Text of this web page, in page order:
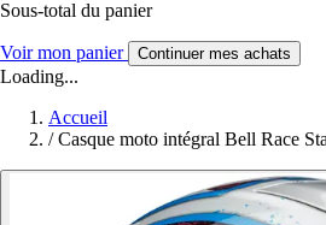
Sous-total du panier
Voir mon panier Continuer mes achats
Loading...
Accueil
/ Casque moto intégral Bell Race